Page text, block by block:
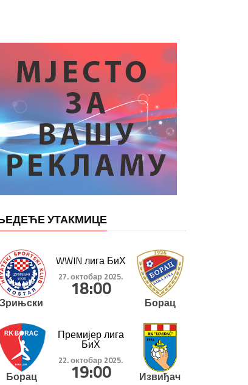
УТАКМИЦЕ
Зрињски
WWIN лига БиХ
27. октобар 2025.
18:00
Борац
Борац
Премијер лига
БиХ
22. октобар 2025.
19:00 Извиђач